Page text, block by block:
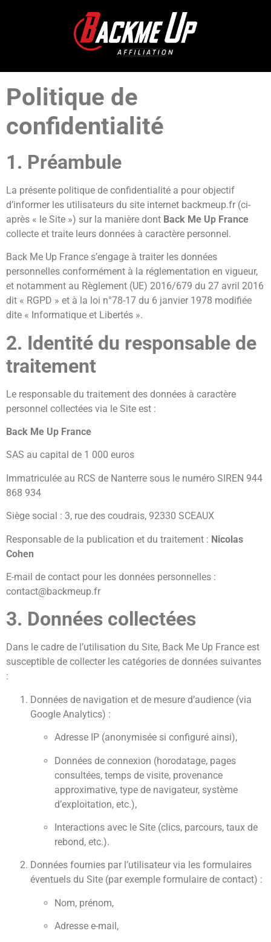
Politique de
confidentialité
1. Préambule
La présente politique de confidentialité a pour objectif
d’informer les utilisateurs du site internet backmeup.fr (ci-
après « le Site ») sur la manière dont Back Me Up France
collecte et traite leurs données à caractère personnel.
Back Me Up France s’engage à traiter les données
personnelles conformément à la réglementation en vigueur,
et notamment au Règlement (UE) 2016/679 du 27 avril 2016
dit « RGPD » et à la loi n°78-17 du 6 janvier 1978 modifiée
dite « Informatique et Libertés ».
2. Identité du responsable de
traitement
Le responsable du traitement des données à caractère
personnel collectées via le Site est :
Back Me Up France
SAS au capital de 1 000 euros
Immatriculée au RCS de Nanterre sous le numéro SIREN 944
868 934
Siège social : 3, rue des coudrais, 92330 SCEAUX
Responsable de la publication et du traitement : Nicolas
Cohen
E-mail de contact pour les données personnelles :
contact@backmeup.fr
3. Données collectées
Dans le cadre de l’utilisation du Site, Back Me Up France est
susceptible de collecter les catégories de données suivantes
:
Données de navigation et de mesure d’audience (via
Google Analytics) :
Adresse IP (anonymisée si configuré ainsi),
Données de connexion (horodatage, pages
consultées, temps de visite, provenance
approximative, type de navigateur, système
d’exploitation, etc.),
Interactions avec le Site (clics, parcours, taux de
rebond, etc.).
Données fournies par l’utilisateur via les formulaires
éventuels du Site (par exemple formulaire de contact) :
Nom, prénom,
Adresse e-mail,